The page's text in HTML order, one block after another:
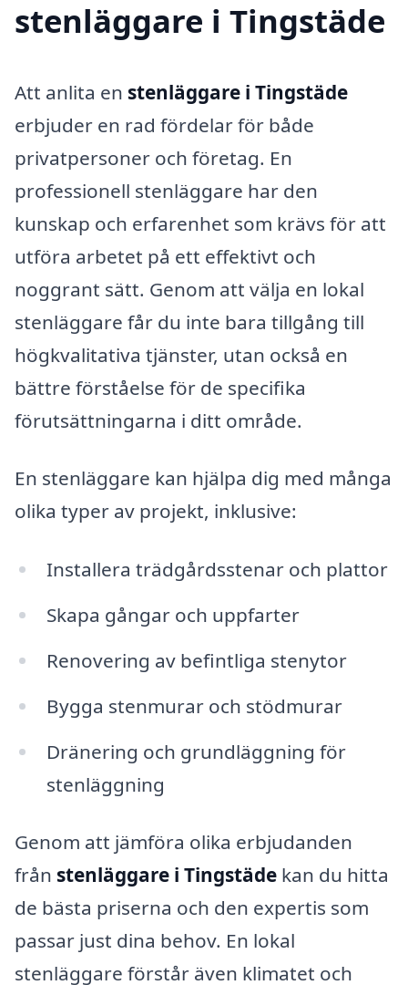
stenläggare i Tingstäde
Att anlita en stenläggare i Tingstäde
erbjuder en rad fördelar för både
privatpersoner och företag. En
professionell stenläggare har den
kunskap och erfarenhet som krävs för att
utföra arbetet på ett effektivt och
noggrant sätt. Genom att välja en lokal
stenläggare får du inte bara tillgång till
högkvalitativa tjänster, utan också en
bättre förståelse för de specifika
förutsättningarna i ditt område.
En stenläggare kan hjälpa dig med många
olika typer av projekt, inklusive:
Installera trädgårdsstenar och plattor
Skapa gångar och uppfarter
Renovering av befintliga stenytor
Bygga stenmurar och stödmurar
Dränering och grundläggning för
stenläggning
Genom att jämföra olika erbjudanden
från stenläggare i Tingstäde kan du hitta
de bästa priserna och den expertis som
passar just dina behov. En lokal
stenläggare förstår även klimatet och